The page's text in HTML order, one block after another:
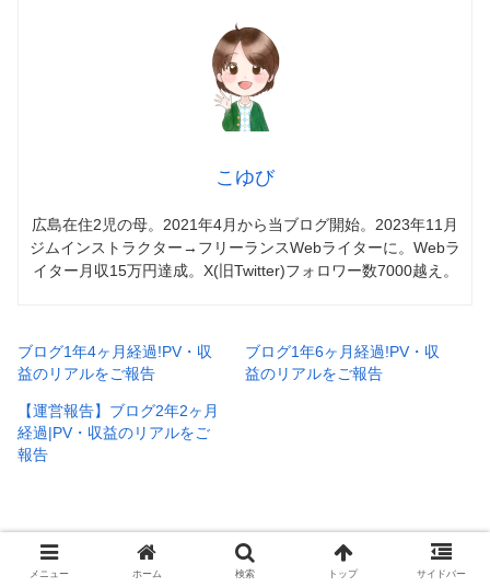
こゆび
広島在住2児の母。2021年4月から当ブログ開始。2023年11月
ジムインストラクター→フリーランスWebライターに。Webラ
イター月収15万円達成。X(旧Twitter)フォロワー数7000越え。
ブログ1年4ヶ月経過!PV・収
益のリアルをご報告
ブログ1年6ヶ月経過!PV・収
益のリアルをご報告
【運営報告】ブログ2年2ヶ月
経過|PV・収益のリアルをご
報告
♪にほんブログ村参加してます♪
メニュー ホーム 検索 トップ サイドバー